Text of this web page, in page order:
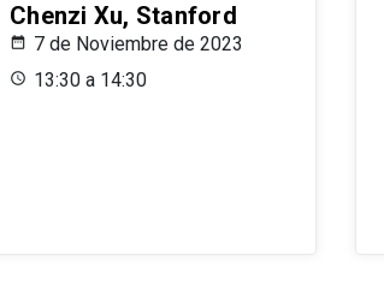
Chenzi Xu, Stanford
7 de Noviembre de 2023
13:30 a 14:30